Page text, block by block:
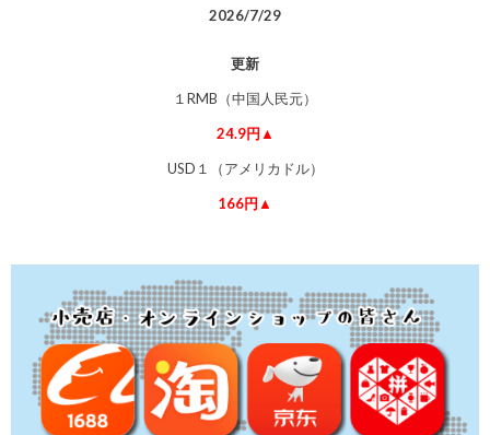
2026/7/29
更新
１RMB（中国人民元）
24.9円▲
USD１（アメリカドル）
166円▲